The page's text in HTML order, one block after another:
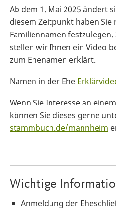
Ab dem 1. Mai 2025 ändert
diesem Zeitpunkt haben
Familiennamen
stellen wir Ihnen ein Video
zum Ehenamen erklärt.
Namen in der Ehe
Wenn Sie Interesse an
können Sie dieses gerne
stammbuch.de/mannheim
Wichtige
Anmeldung der